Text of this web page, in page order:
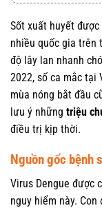
Sốt xuất huyết
nhiều quốc gia trên
độ lây lan nhanh
2022, số ca mắc tại
mùa nóng bắt đầu
lưu ý những triệu
điều trị kịp thời.
Nguồn gốc bệnh
Virus Dengue được
nguy hiểm này.